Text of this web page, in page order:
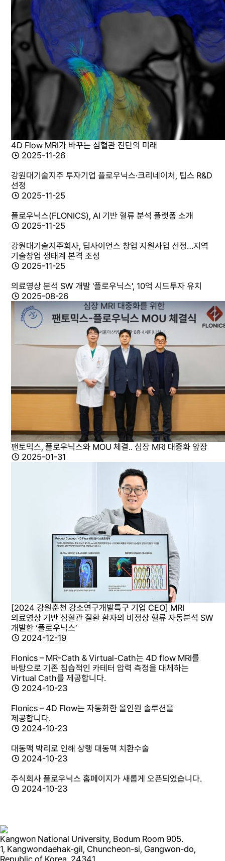
4D Flow MRI가 바꾸는 심혈관 진단의 미래
2025-11-26
강원대기술지주 투자기업 플로우닉스·크리네이처, 팁스 R&D
선정
2025-11-25
플로우닉스(FLONICS), AI 기반 혈류 분석 플랫폼 소개
2025-11-25
강원대기술지주회사, 딥사이언스 창업 지원사업 선정…지역
기술창업 생태계 본격 조성
2025-11-25
의료영상 분석 SW 개발 '플로우닉스', 10억 시드투자 유치
2025-08-26
팬토믹스, 플로우닉스와 MOU 체결.. 심장 MRI 대중화 앞장
2025-01-31
[2024 강원춘천 강소연구개발특구 기업 CEO] MRI
의료영상 기반 심혈관 질환 환자의 비정상 혈류 자동분석 SW
개발한 ‘플로우닉스’
2024-12-19
Flonics – MR-Cath & Virtual-Cath는 4D flow MRI를
바탕으로 기존 침습적인 카테터 압력 측정을 대체하는
Virtual Cath를 제공합니다.
2024-10-23
Flonics – 4D Flow는 자동화한 올인원 솔루션을
제공합니다.
2024-10-23
대동맥 박리로 인해 상행 대동맥 치환수술
2024-10-23
주식회사 플로우닉스 홈페이지가 새롭게 오픈되었습니다.
2024-10-23
Kangwon National University, Bodum Room 905.
1, Kangwondaehak-gil, Chuncheon-si, Gangwon-do,
Republic of Korea, 24341